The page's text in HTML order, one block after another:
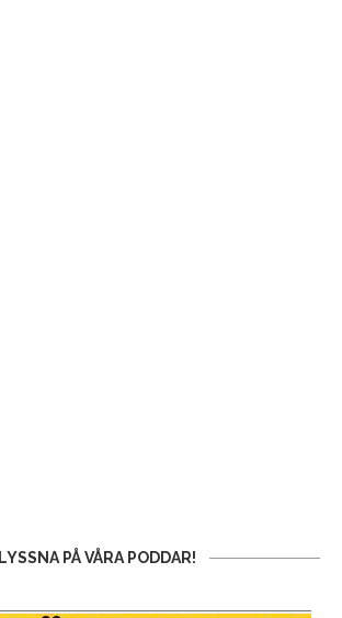
LYSSNA PÅ VÅRA PODDAR!